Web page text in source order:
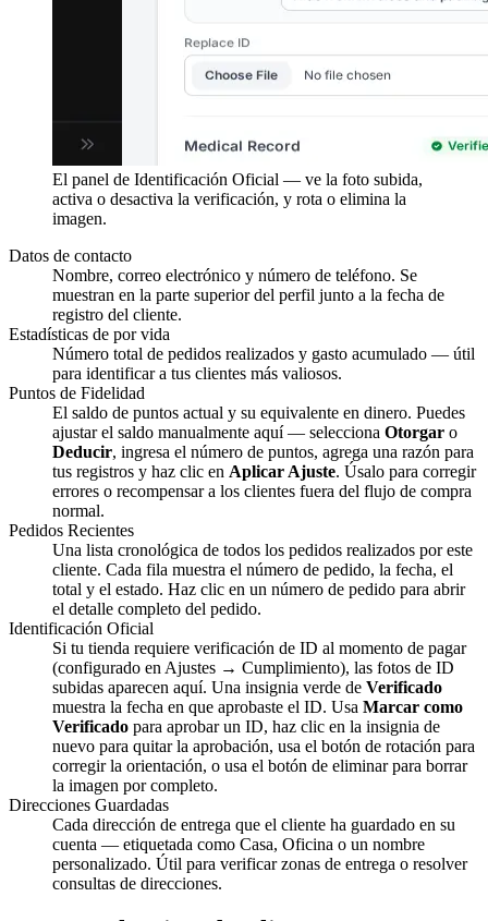
El panel de Identificación Oficial — ve la foto subida,
activa o desactiva la verificación, y rota o elimina la
imagen.
Datos de contacto
Nombre, correo electrónico y número de teléfono. Se
muestran en la parte superior del perfil junto a la fecha de
registro del cliente.
Estadísticas de por vida
Número total de pedidos realizados y gasto acumulado — útil
para identificar a tus clientes más valiosos.
Puntos de Fidelidad
El saldo de puntos actual y su equivalente en dinero. Puedes
ajustar el saldo manualmente aquí — selecciona Otorgar o
Deducir, ingresa el número de puntos, agrega una razón para
tus registros y haz clic en Aplicar Ajuste. Úsalo para corregir
errores o recompensar a los clientes fuera del flujo de compra
normal.
Pedidos Recientes
Una lista cronológica de todos los pedidos realizados por este
cliente. Cada fila muestra el número de pedido, la fecha, el
total y el estado. Haz clic en un número de pedido para abrir
el detalle completo del pedido.
Identificación Oficial
Si tu tienda requiere verificación de ID al momento de pagar
(configurado en Ajustes → Cumplimiento), las fotos de ID
subidas aparecen aquí. Una insignia verde de Verificado
muestra la fecha en que aprobaste el ID. Usa Marcar como
Verificado para aprobar un ID, haz clic en la insignia de
nuevo para quitar la aprobación, usa el botón de rotación para
corregir la orientación, o usa el botón de eliminar para borrar
la imagen por completo.
Direcciones Guardadas
Cada dirección de entrega que el cliente ha guardado en su
cuenta — etiquetada como Casa, Oficina o un nombre
personalizado. Útil para verificar zonas de entrega o resolver
consultas de direcciones.